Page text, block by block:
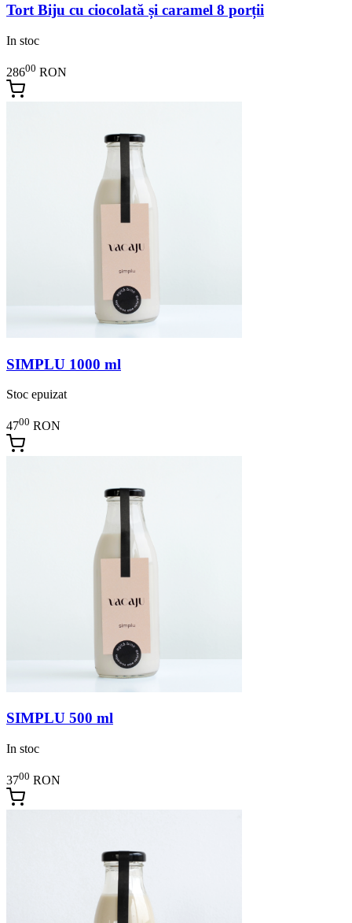
Tort Biju cu ciocolată și caramel 8 porții
In stoc
28600 RON
SIMPLU 1000 ml
Stoc epuizat
4700 RON
SIMPLU 500 ml
In stoc
3700 RON